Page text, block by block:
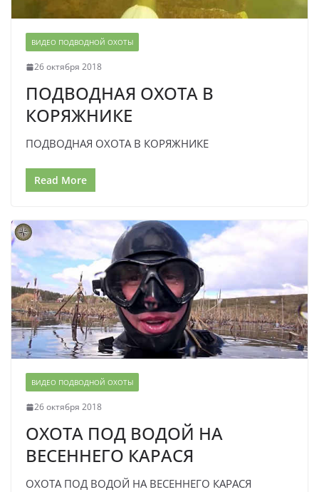
ВИДЕО ПОДВОДНОЙ ОХОТЫ
26 октября 2018
ПОДВОДНАЯ ОХОТА В
КОРЯЖНИКЕ
ПОДВОДНАЯ ОХОТА В КОРЯЖНИКЕ
Read More
ВИДЕО ПОДВОДНОЙ ОХОТЫ
26 октября 2018
ОХОТА ПОД ВОДОЙ НА
ВЕСЕННЕГО КАРАСЯ
ОХОТА ПОД ВОДОЙ НА ВЕСЕННЕГО КАРАСЯ